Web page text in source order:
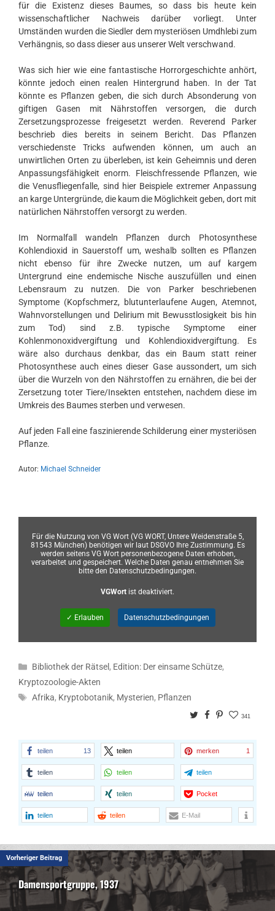
für die Existenz dieses Baumes, so dass bis heute kein
wissenschaftlicher Nachweis darüber vorliegt. Unter
Umständen wurden die Siedler dem mysteriösen Umdhlebi zum
Verhängnis, so dass dieser aus unserer Welt verschwand.
Was sich hier wie eine fantastische Horrorgeschichte anhört,
könnte jedoch einen realen Hintergrund haben. In der Tat
könnte es Pflanzen geben, die sich durch Absonderung von
giftigen Gasen mit Nährstoffen versorgen, die durch
Zersetzungsprozesse freigesetzt werden. Reverend Parker
beschrieb dies bereits in seinem Bericht. Das Pflanzen
verschiedenste Tricks aufwenden können, um auch an
unwirtlichen Orten zu überleben, ist kein Geheimnis und deren
Anpassungsfähigkeit enorm. Fleischfressende Pflanzen, wie
die Venusfliegenfalle, sind hier Beispiele extremer Anpassung
an karge Untergründe, die kaum die Möglichkeit geben, dort mit
natürlichen Nährstoffen versorgt zu werden.
Im Normalfall wandeln Pflanzen durch Photosynthese
Kohlendioxid in Sauerstoff um, weshalb sollten es Pflanzen
nicht ebenso für ihre Zwecke nutzen, um auf kargem
Untergrund eine endemische Nische auszufüllen und einen
Lebensraum zu nutzen. Die von Parker beschriebenen
Symptome (Kopfschmerz, blutunterlaufene Augen, Atemnot,
Wahnvorstellungen und Delirium mit Bewusstlosigkeit bis hin
zum Tod) sind z.B. typische Symptome einer
Kohlenmonoxidvergiftung und Kohlendioxidvergiftung. Es
wäre also durchaus denkbar, das ein Baum statt reiner
Photosynthese auch eines dieser Gase aussondert, um sich
über die Wurzeln von den Nährstoffen zu ernähren, die bei der
Zersetzung toter Tiere/Insekten entstehen, nachdem diese im
Umkreis des Baumes sterben und verwesen.
Auf jeden Fall eine faszinierende Schilderung einer mysteriösen
Pflanze.
Autor: Michael Schneider
Für die Nutzung von VG Wort (VG WORT, Untere Weidenstraße 5,
81543 München) benötigen wir laut DSGVO Ihre Zustimmung. Es
werden seitens VG Wort personenbezogene Daten erhoben,
verarbeitet und gespeichert. Welche Daten genau entnehmen Sie
bitte den Datenschutzbedingungen.
VGWort ist deaktiviert.
✓ Erlauben Datenschutzbedingungen
Kategorien
Bibliothek der Rätsel , Edition: Der einsame Schütze,
Kryptozoologie-Akten
Schlagwörter
Afrika, Kryptobotanik, Mysterien, Pflanzen
TwitterFacebook
Pinterest
341
teilen 13 teilen merken 1
teilen teilen teilen
teilen teilen Pocket
teilen teilen E-Mail
Vorheriger Beitrag
Damensportgruppe, 1937